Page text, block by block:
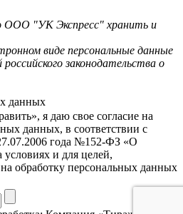
ООО "УК Экспресс" хранить и
виде персональные данные
законодательства о
данных
я даю свое согласие на
данных, в соответствии с
года №152-ФЗ «О
и для целей,
обработку персональных данных